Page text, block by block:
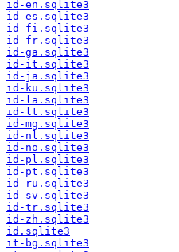
id-en.sqlite3
id-es.sqlite3
id-fi.sqlite3
id-fr.sqlite3
id-ga.sqlite3
id-it.sqlite3
id-ja.sqlite3
id-ku.sqlite3
id-la.sqlite3
id-lt.sqlite3
id-mg.sqlite3
id-nl.sqlite3
id-no.sqlite3
id-pl.sqlite3
id-pt.sqlite3
id-ru.sqlite3
id-sv.sqlite3
id-tr.sqlite3
id-zh.sqlite3
id.sqlite3
it-bg.sqlite3